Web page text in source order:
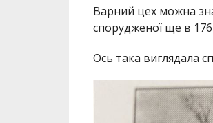
Варний цех можна
спорудженої ще в
Ось така виглядала